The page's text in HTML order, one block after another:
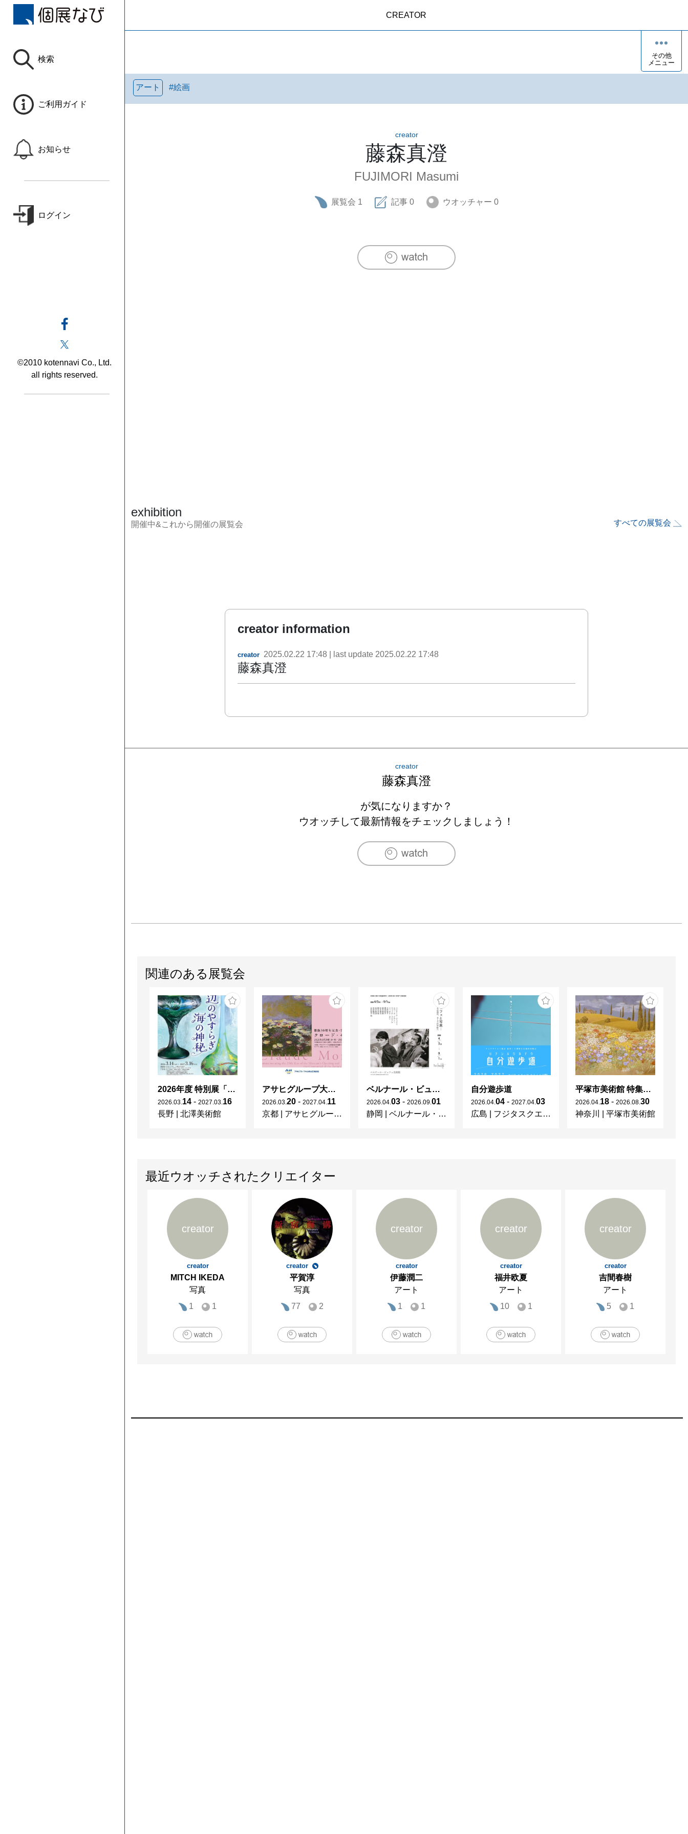
検索
ご利用ガイド
お知らせ
ログイン
©2010 kotennavi Co., Ltd.
all rights reserved.
CREATOR
その他
メニュー
アート #絵画
creator
藤森真澄
FUJIMORI Masumi
展覧会 1 記事 0 ウオッチャー 0
exhibition
開催中&これから開催の展覧会 すべての展覧会
creator information
creator 2025.02.22 17:48 | last update 2025.02.22 17:48
藤森真澄
creator
藤森真澄
が気になりますか？
ウオッチして最新情報をチェックしましょう！
関連のある展覧会
2026年度 特別展「ガレとドーム、アール･ヌーヴォーのガラス 水辺のやすらぎ、海の神秘」
2026 03 14 - 2027 03 16
長野
北澤美術館
アサヒグループ大山崎山荘美術館 開館30周年記念展「没後100年 クロード・モネ」
2026 03 20 - 2027 04 11
京都
アサヒグループ大山崎山荘美術館
ベルナール・ビュフェと写真 ーカメラがとらえたビュフェとその時代、そして21 世紀へ
2026 04 03 - 2026 09 01
静岡
ベルナール・ビュフェ美術館
自分遊歩道
2026 04 04 - 2027 04 03
広島
フジタスクエアまるくる大野
平塚市美術館 特集展 花の表現、その多様性／特別展示 新収蔵品展
2026 04 18 - 2026 08 30
神奈川
平塚市美術館
最近ウオッチされたクリエイター
creator
creator
MITCH IKEDA
写真
1
1
creator
平賀淳
写真
77
2
creator
creator
伊藤潤二
アート
1
1
creator
creator
福井欧夏
アート
10
1
creator
creator
吉間春樹
アート
5
1